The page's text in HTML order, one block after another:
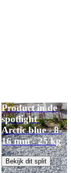
Product in de
spotlight
Arctic blue - 8-
16 mm - 25 kg
Bekijk dit split